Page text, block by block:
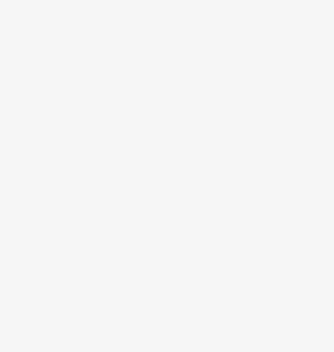
osobowych, którego podstawą
przez administratora lub przez
nie może już przetwarzać tych
praw i wolności osoby, której dane
danych osobowych (art. 6 ust. 1 lit a
którego dokonano na podstawie
Pani/Pana danych osobowych